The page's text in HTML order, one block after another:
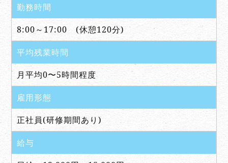
勤務時間
8:00～17:00 (休憩120分)
平均残業時間
月平均0〜5時間程度
雇用形態
正社員(研修期間あり)
給与